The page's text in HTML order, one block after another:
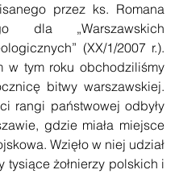
przez ks. Romana
dla „Warszawskich
(XX/1/2007 r.).
w tym roku obchodziliśmy
bitwy warszawskiej.
rangi państwowej odbyły
gdzie miała miejsce
Wzięło w niej udział
tysiące żołnierzy polskich i